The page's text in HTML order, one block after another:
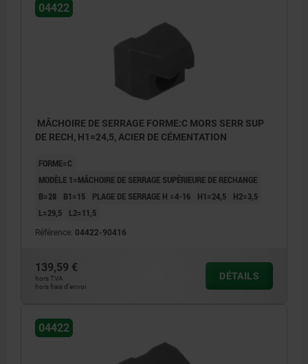
04422
MÂCHOIRE DE SERRAGE FORME:C MORS SERR SUP
DE RECH, H1=24,5, ACIER DE CÉMENTATION
FORME=C
MODÈLE 1=MÂCHOIRE DE SERRAGE SUPÉRIEURE DE RECHANGE
B=28
B1=15 PLAGE DE SERRAGE H =4-16 H1=24,5
H2=3,5
L=29,5
L2=11,5
Référence: 04422-90416
139,59 €
hors TVA
hors frais d’envoi
DÉTAILS
04422